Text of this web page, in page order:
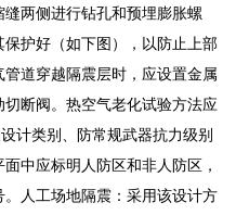
两侧进行钻孔和预埋膨胀螺
护好（如下图），以防止上部
道穿越隔震层时，应设置金属
断阀。热空气老化试验方法应
计类别、防常规武器抗力级别
中应标明人防区和非人防区，
人工场地隔震：采用该设计方